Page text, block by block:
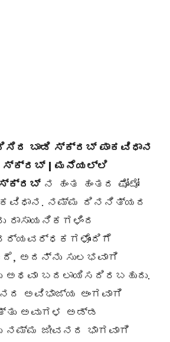
ಬಾಡಿ ಸ್ಕ್ರಬ್ ಪಾಕವಿಧಾನ
ಸ್ಕ್ರಬ್ | ಮನೆಯಲ್ಲಿ
ಸ್ಕ್ರಬ್ನ ಹಂತ ಹಂತದ ಫೋಟೋ
ನಮ್ಮ ದಿನನಿತ್ಯದ
ರಾಸಾಯನಿಕಗಳಿಂದ
ಅದನ್ನು ಸುಲಭವಾಗಿ
ಅಥವಾ ಬದಲಾಯಿಸದಿರಬಹುದು.
ಅವಿಭಾಜ್ಯ ಅಂಗವಾಗಿ
ಅವುಗಳ ಅಡ್ಡ
ನಮ್ಮ ಜೀವನದ ಭಾಗವಾಗಿ